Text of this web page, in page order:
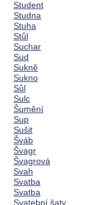
Student
Studna
Stuha
Stůl
Suchar
Sud
Sukně
Sukno
Sůl
Sulc
Šumění
Sup
Sušit
Šváb
Švagr
Švagrová
Svah
Svatba
Svatba
Svatební šaty